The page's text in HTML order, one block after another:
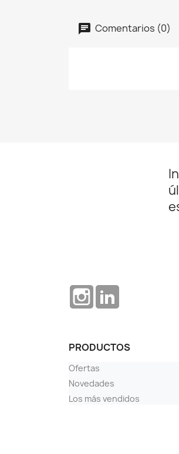
Comentarios (0)
Instagram
PRODUCTOS
Ofertas
Novedades
Los más vendidos